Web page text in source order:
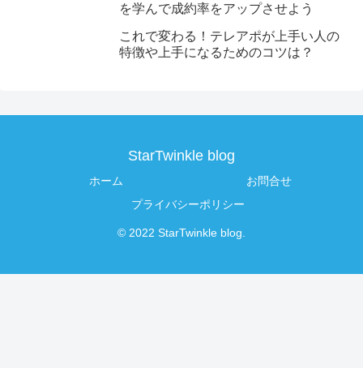
を学んで成約率をアップさせよう
これで変わる！テレアポが上手い人の
特徴や上手になるためのコツは？
StarTwinkle blog
ホーム
お問合せ
プライバシーポリシー
© 2022 StarTwinkle blog.